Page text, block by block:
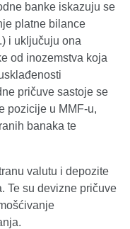
banke iskazuju se
platne bilance
i uključuju ona
od inozemstva koja
pričuve sastoje se
pozicije u MMF-u,
banaka te
valutu i depozite
Te su devizne pričuve